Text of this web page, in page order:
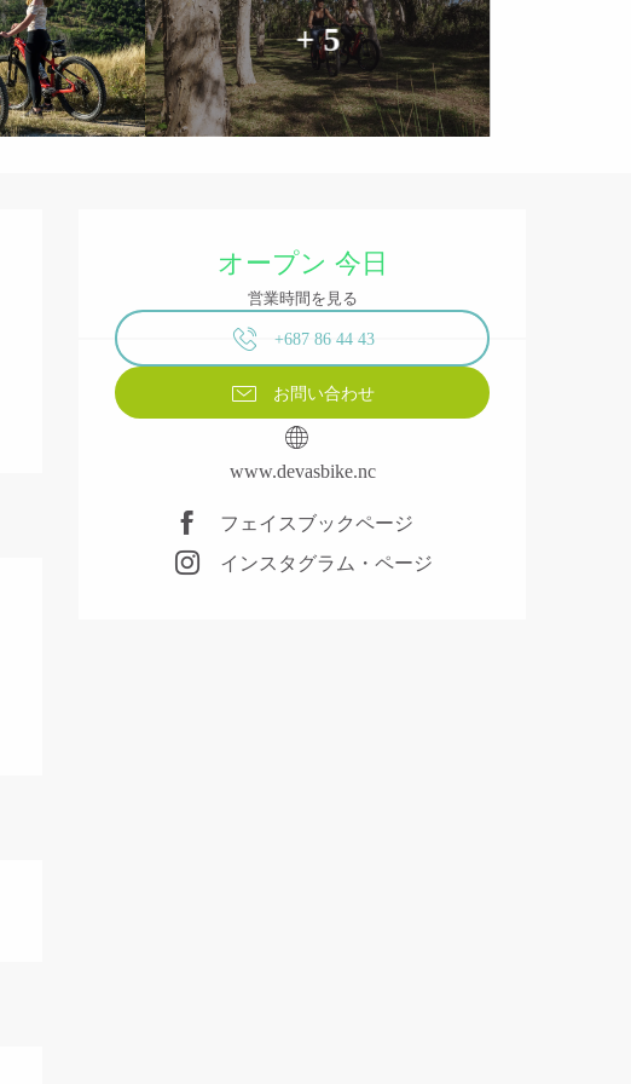
+ 5
営業時間と連絡先
オープン 今日
営業時間を見る
+687 86 44 43
お問い合わせ
www.devasbike.nc
フェイスブックページ
インスタグラム・ページ